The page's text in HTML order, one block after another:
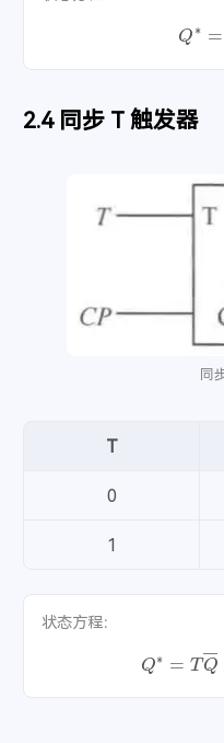
Q ∗
同步 T 触发器
同
T
0
1
状态方程：
Q Q―